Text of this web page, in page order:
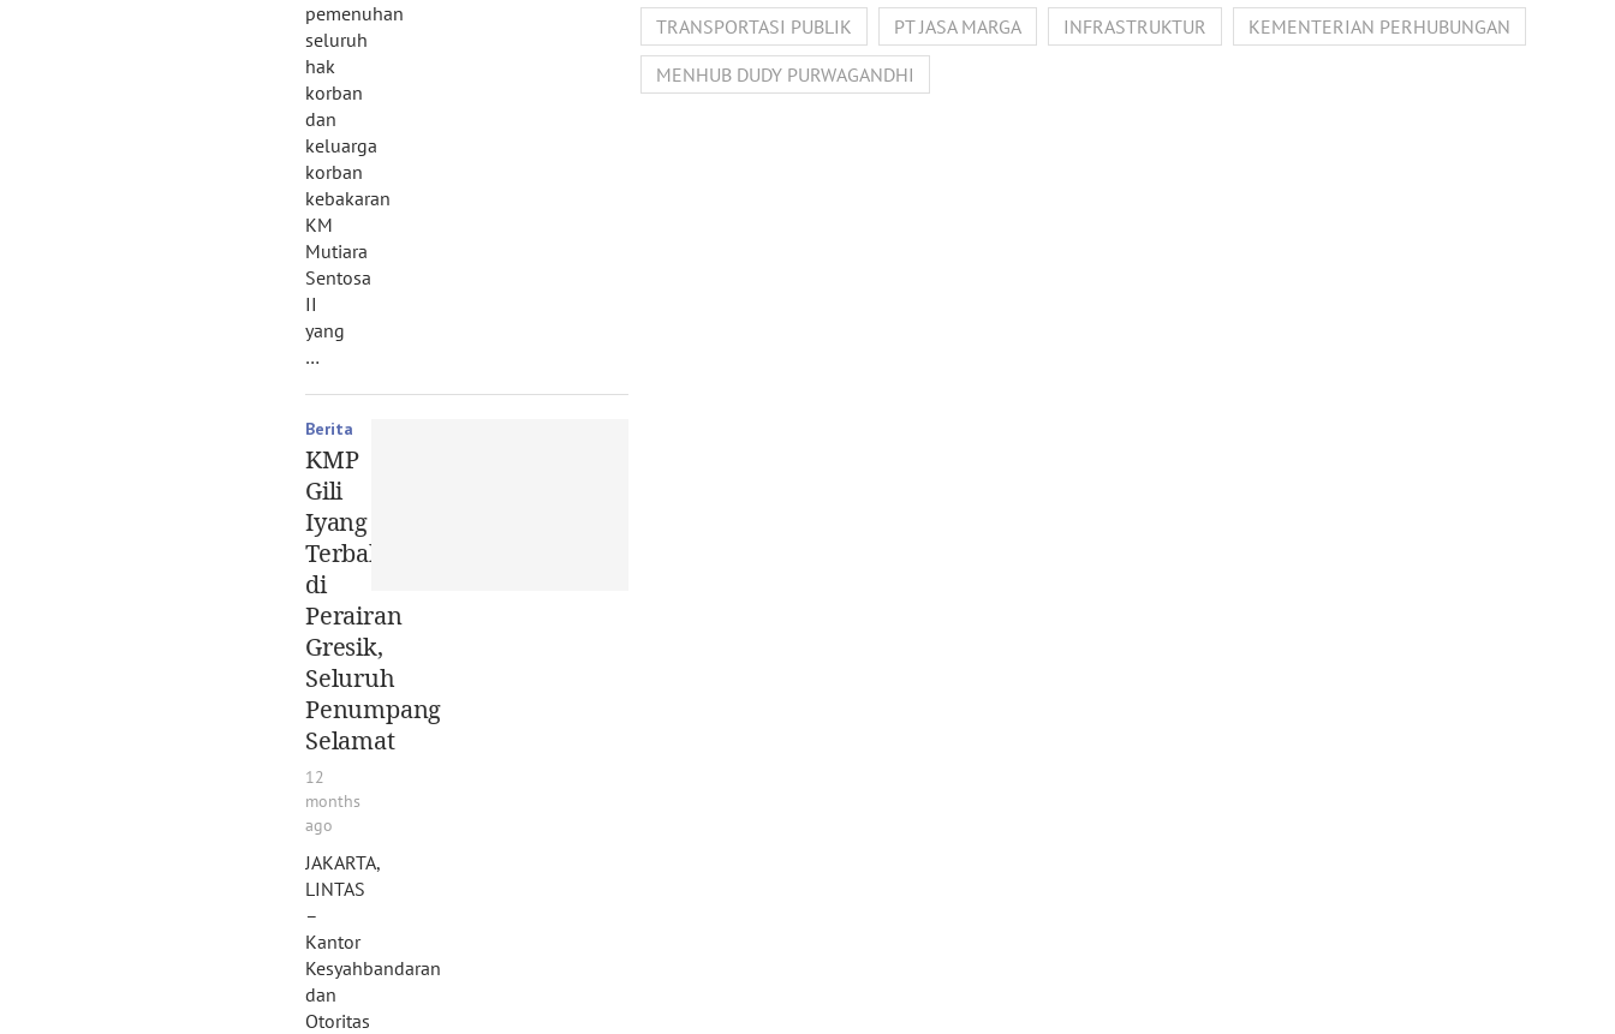
pemenuhan
seluruh
hak
korban
dan
keluarga
korban
kebakaran
KM
Mutiara
Sentosa
II
yang
…
Berita
KMP
Gili
Iyang
Terbakar
di
Perairan
Gresik,
Seluruh
Penumpang
Selamat
12
months
ago
JAKARTA,
LINTAS
–
Kantor
Kesyahbandaran
dan
Otoritas
TRANSPORTASI PUBLIK
PT JASA MARGA INFRASTRUKTUR
KEMENTERIAN PERHUBUNGAN
MENHUB DUDY PURWAGANDHI